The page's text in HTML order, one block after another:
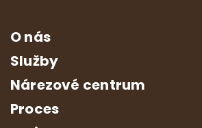
O nás
Služby
Nárezové centrum
Proces